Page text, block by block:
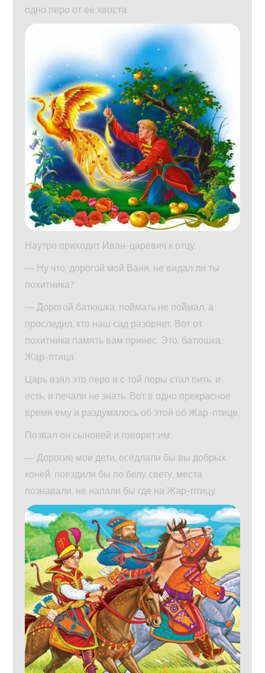
одно перо от ее хвоста.
Наутро приходит Иван-царевич к отцу.
— Ну что, дорогой мой Ваня, не видал ли ты
похитника?
— Дорогой батюшка, поймать не поймал, а
проследил, кто наш сад разоряет. Вот от
похитника память вам принес. Это, батюшка.
Жар-птица.
Царь взял это перо и с той поры стал пить, и
есть, и печали не знать. Вот в одно прекрасное
время ему и раздумалось об этой об Жар-птице.
Позвал он сыновей и говорит им:
— Дорогие мои дети, оседлали бы вы добрых
коней, поездили бы по белу свету, места
познавали, не напали бы где на Жар-птицу.